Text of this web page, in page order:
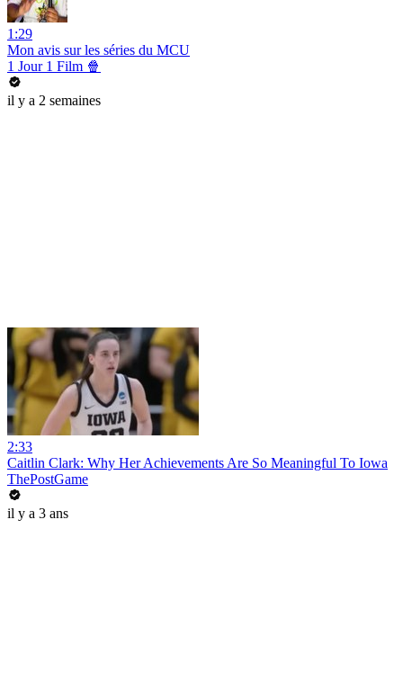
1:29
Mon avis sur les séries du MCU
1 Jour 1 Film 🍿
il y a 2 semaines
2:33
Caitlin Clark: Why Her Achievements Are So Meaningful To Iowa
ThePostGame
il y a 3 ans